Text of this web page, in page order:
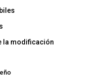
la modificación